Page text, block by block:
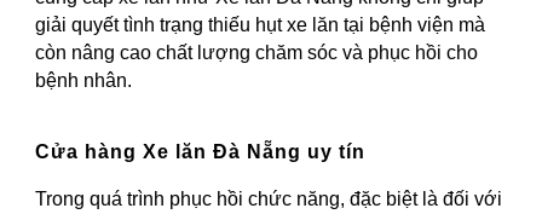
giải quyết tình trạng thiếu hụt xe lăn tại bệnh viện mà
còn nâng cao chất lượng chăm sóc và phục hồi cho
bệnh nhân.
Cửa hàng Xe lăn Đà Nẵng uy tín
Trong quá trình phục hồi chức năng, đặc biệt là đối với